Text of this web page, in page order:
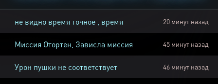
не видно время точное , время 20 минут назад
Миссия Отортен, Зависла миссия 45 минут назад
Урон пушки не соответствует 46 минут назад